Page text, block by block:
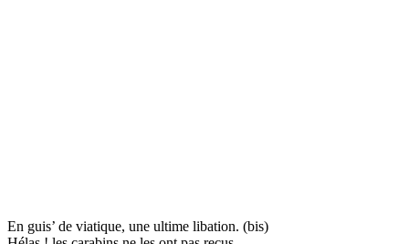
En guis’ de viatique, une ultime libation. (bis)